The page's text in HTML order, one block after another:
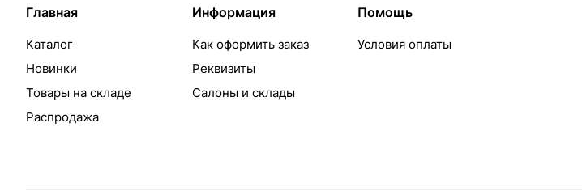
Главная
Каталог
Новинки
Товары на складе
Распродажа
Информация
Как оформить заказ
Реквизиты
Салоны и склады
Помощь
Условия оплаты